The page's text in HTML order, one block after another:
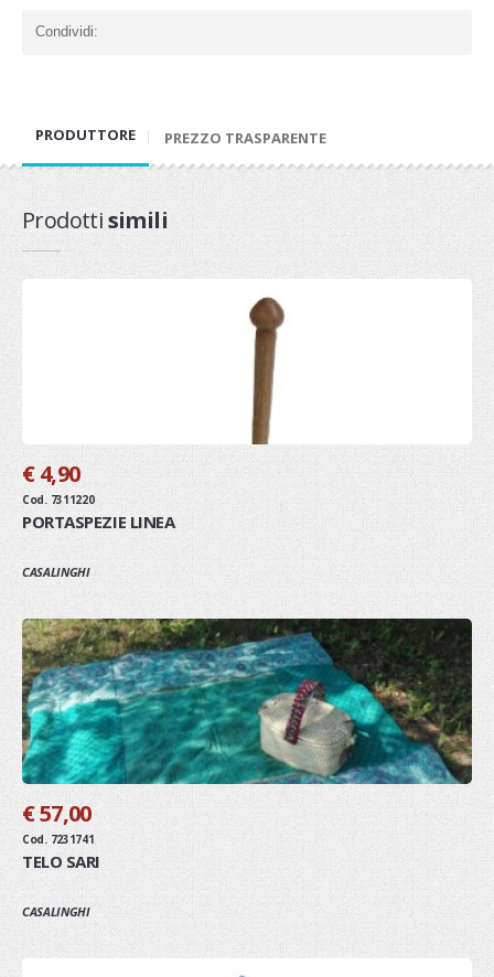
Condividi:
PRODUTTORE PREZZO TRASPARENTE
Prodottisimili
€ 4,90
Cod. 7311220
PORTASPEZIE LINEA
CASALINGHI
€ 57,00
Cod. 7231741
TELO SARI
CASALINGHI